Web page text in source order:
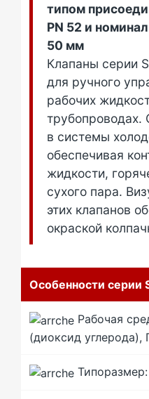
типом
PN 52 и
50 мм
Клапаны серии
для ручного
рабочих
трубопроводах.
в системы
обеспечивая
жидкости,
сухого пара.
этих клапанов
окраской
Особенности серии
Рабочая
(диоксид углерода),